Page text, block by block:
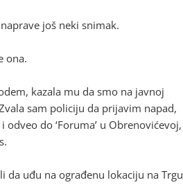
još neki snimak.
ona.
kazala mu da smo na javnoj
sam policiju da prijavim napad,
do ‘Foruma’ u Obrenovićevoj,
uđu na ograđenu lokaciju na Trgu